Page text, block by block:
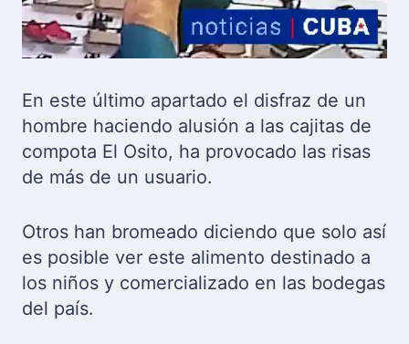
En este último apartado el disfraz de un
hombre haciendo alusión a las cajitas de
compota El Osito, ha provocado las risas
de más de un usuario.
Otros han bromeado diciendo que solo así
es posible ver este alimento destinado a
los niños y comercializado en las bodegas
del país.